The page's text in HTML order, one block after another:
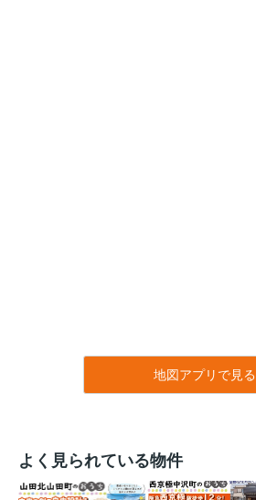
地図アプリで見る
よく見られている物件